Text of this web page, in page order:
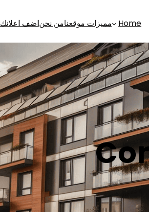
Home مميزات موقعنامن نحناضف اعلانك